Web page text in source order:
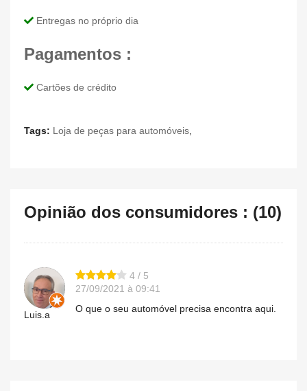
Entregas no próprio dia
Pagamentos :
Cartões de crédito
Tags: Loja de peças para automóveis
Opinião dos consumidores : (10)
Luis.a
4 / 5
27/09/2021 à 09:41
O que o seu automóvel precisa encontra aqui.